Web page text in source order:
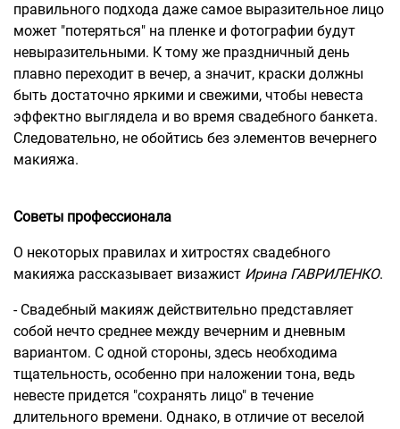
правильного подхода даже самое выразительное лицо
может "потеряться" на пленке и фотографии будут
невыразительными. К тому же праздничный день
плавно переходит в вечер, а значит, краски должны
быть достаточно яркими и свежими, чтобы невеста
эффектно выглядела и во время свадебного банкета.
Следовательно, не обойтись без элементов вечернего
макияжа.
Советы профессионала
О некоторых правилах и хитростях свадебного
макияжа рассказывает визажист Ирина ГАВРИЛЕНКО.
- Свадебный макияж действительно представляет
собой нечто среднее между вечерним и дневным
вариантом. С одной стороны, здесь необходима
тщательность, особенно при наложении тона, ведь
невесте придется "сохранять лицо" в течение
длительного времени. Однако, в отличие от веселой